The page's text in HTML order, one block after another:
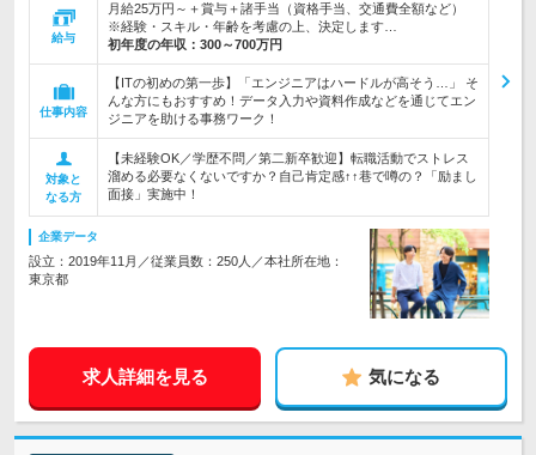
給与
月給25万円～＋賞与＋諸手当（資格手当、交通費全額など）
※経験・スキル・年齢を考慮の上、決定します…
初年度の年収： 300～700万円
仕事内容
【ITの初めの第一歩】「エンジニアはハードルが高そう…」 そ
んな方にもおすすめ！データ入力や資料作成などを通じてエン
ジニアを助ける事務ワーク！
対象と
なる方
【未経験OK／学歴不問／第二新卒歓迎】転職活動でストレス
溜める必要なくないですか？自己肯定感↑↑巷で噂の？「励まし
面接」実施中！
企業データ
設立：2019年11月／従業員数：250人／本社所在地：
東京都
求人詳細を見る 気になる